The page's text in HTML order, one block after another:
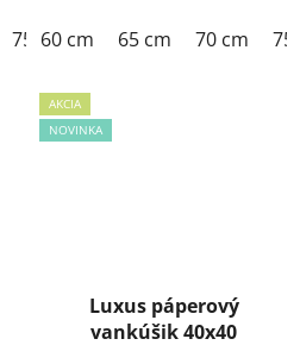
75 cm 80 cm 85 cm 90 cm
60 cm 65 cm 70 cm 75
AKCIA
NOVINKA
Luxus páperový
vankúšik 40x40